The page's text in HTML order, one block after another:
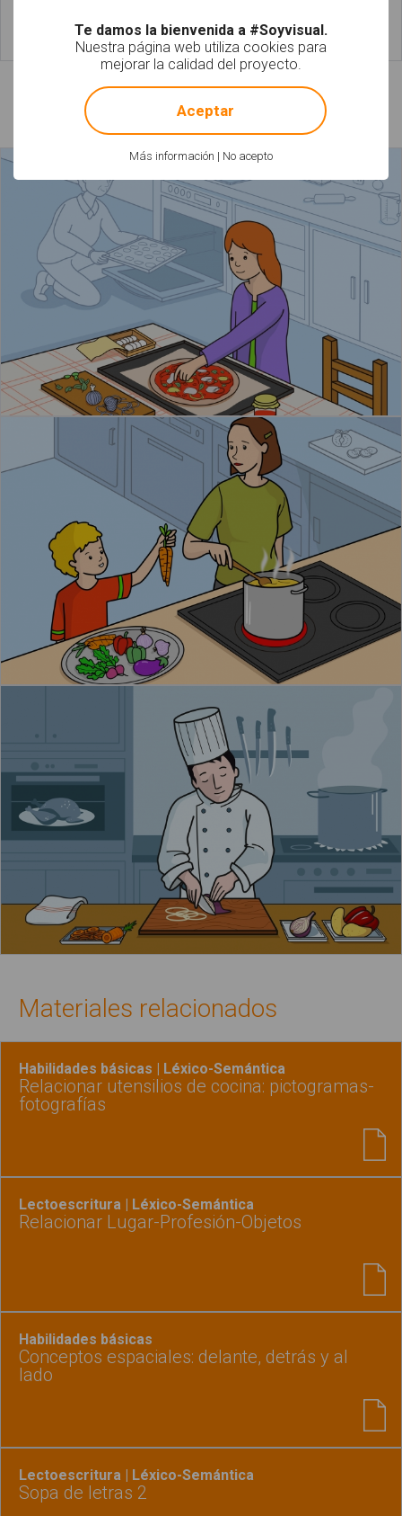
Leer más Leer más
Láminas relacionadas
Materiales relacionados
Habilidades básicas | Léxico-Semántica
Relacionar utensilios de cocina: pictogramas-
fotografías
Lectoescritura | Léxico-Semántica
Relacionar Lugar-Profesión-Objetos
Habilidades básicas
Conceptos espaciales: delante, detrás y al
lado
Lectoescritura | Léxico-Semántica
Sopa de letras 2
Te damos la bienvenida a #Soyvisual.
Nuestra página web utiliza cookies para
mejorar la calidad del proyecto.
Más información | No acepto
! Not valid!
Aceptar